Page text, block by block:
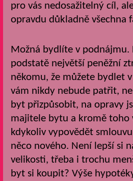
pro vás nedosažitelný cíl,
opravdu důkladně všechna
Možná bydlíte v podnájmu.
podstatě největší peněžní
někomu, že můžete bydlet
vám nikdy nebude patřit,
byt přizpůsobit, na opravy
majitele bytu a kromě toho
kdykoliv vypovědět
něco nového. Není lepší si
velikosti, třeba i trochu
byt si koupit? Výše